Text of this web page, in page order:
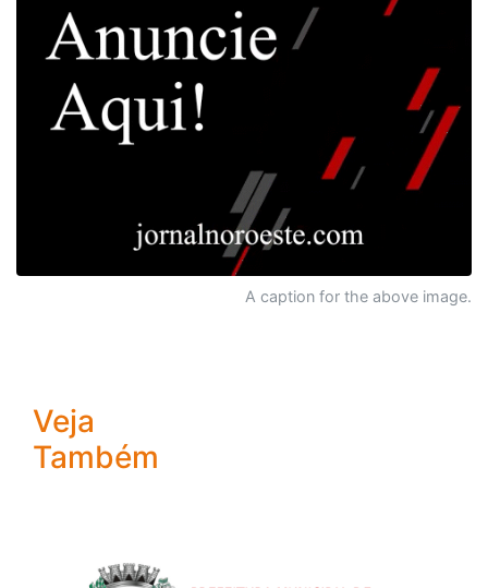
A caption for the above image.
Veja
Também